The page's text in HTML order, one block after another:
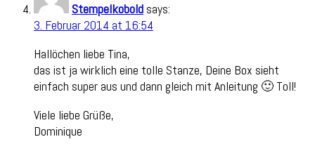
Stempelkobold says:
3. Februar 2014 at 16:54
Hallöchen liebe Tina,
das ist ja wirklich eine tolle Stanze, Deine Box sieht
einfach super aus und dann gleich mit Anleitung 🙂 Toll!
Viele liebe Grüße,
Dominique